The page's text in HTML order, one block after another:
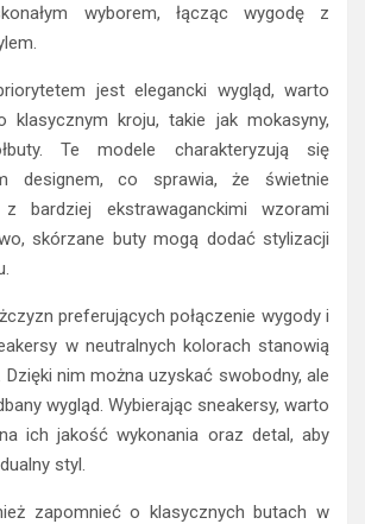
wyborem, łącząc wygodę z
jest elegancki wygląd, warto
klasycznym kroju, takie jak mokasyny,
Te modele charakteryzują się
designem, co sprawia, że świetnie
bardziej ekstrawaganckimi wzorami
skórzane buty mogą dodać stylizacji
preferujących połączenie wygody i
w neutralnych kolorach stanowią
Dzięki nim można uzyskać swobodny, ale
wygląd. Wybierając sneakersy, warto
ich jakość wykonania oraz detal, aby
styl.
zapomnieć o klasycznych butach w